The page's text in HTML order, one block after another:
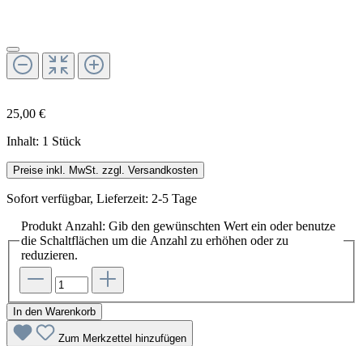
25,00 €
Inhalt: 1 Stück
Preise inkl. MwSt. zzgl. Versandkosten
Sofort verfügbar, Lieferzeit: 2-5 Tage
Produkt Anzahl: Gib den gewünschten Wert ein oder benutze
die Schaltflächen um die Anzahl zu erhöhen oder zu
reduzieren.
In den Warenkorb
Zum Merkzettel hinzufügen